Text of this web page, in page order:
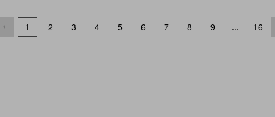
1 2 3 4 5 6 7 8 9 ... 16